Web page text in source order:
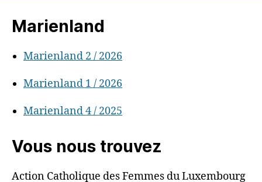
Marienland
Marienland 2 / 2026
Marienland 1 / 2026
Marienland 4 / 2025
Vous nous trouvez
Action Catholique des Femmes du Luxembourg